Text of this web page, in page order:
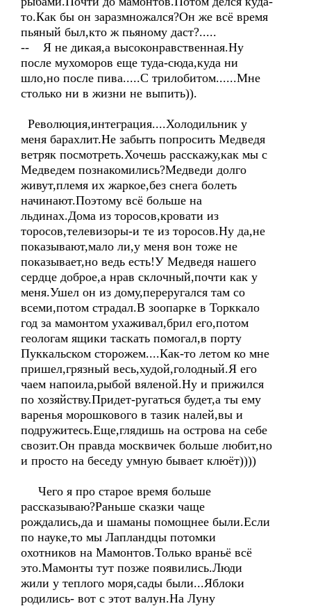
то.Как бы он заразмножался?Он же всё время
пьяный был,кто ж пьяному даст?.....
-- Я не дикая,а высоконравственная.Ну
после мухоморов еще туда-сюда,куда ни
шло,но после пива.....С трилобитом......Мне
столько ни в жизни не выпить)).
Революция,интеграция....Холодильник у
меня барахлит.Не забыть попросить Медведя
ветряк посмотреть.Хочешь расскажу,как мы с
Медведем познакомились?Медведи долго
живут,племя их жаркое,без снега болеть
начинают.Поэтому всё больше на
льдинах.Дома из торосов,кровати из
торосов,телевизоры-и те из торосов.Ну да,не
показывают,мало ли,у меня вон тоже не
показывает,но ведь есть!У Медведя нашего
сердце доброе,а нрав склочный,почти как у
меня.Ушел он из дому,переругался там со
всеми,потом страдал.В зоопарке в Торккало
год за мамонтом ухаживал,брил его,потом
геологам ящики таскать помогал,в порту
Пуккальском сторожем....Как-то летом ко мне
пришел,грязный весь,худой,голодный.Я его
чаем напоила,рыбой вяленой.Ну и прижился
по хозяйству.Придет-ругаться будет,а ты ему
варенья морошкового в тазик налей,вы и
подружитесь.Еще,глядишь на острова на себе
свозит.Он правда москвичек больше любит,но
и просто на беседу умную бывает клюёт))))
Чего я про старое время больше
рассказываю?Раньше сказки чаще
рождались,да и шаманы помощнее были.Если
по науке,то мы Лапландцы потомки
охотников на Мамонтов.Только враньё всё
это.Мамонты тут позже появились.Люди
жили у теплого моря,сады были...Яблоки
родились- вот с этот валун.На Луну